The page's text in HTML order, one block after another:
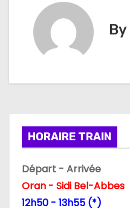
o
n
d
By
HORAIRE TRAIN
Départ - Arrivée
Oran - Sidi Bel-Abbes
12h50 - 13h55 (*)